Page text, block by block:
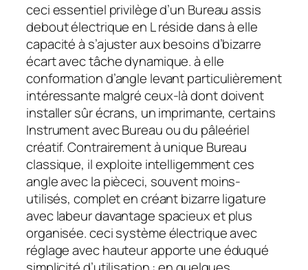
ceci essentiel privilège d’un Bureau assis
debout électrique en L réside dans à elle
capacité à s’ajuster aux besoins d’bizarre
écart avec tâche dynamique. à elle
conformation d’angle levant particulièrement
intéressante malgré ceux-là dont doivent
installer sûr écrans, un imprimante, certains
Instrument avec Bureau ou du pâleériel
créatif. Contrairement à unique Bureau
classique, il exploite intelligemment ces
angle avec la pièceci, souvent moins-
utilisés, complet en créant bizarre ligature
avec labeur davantage spacieux et plus
organisée. ceci système électrique avec
réglage avec hauteur apporte une éduqué